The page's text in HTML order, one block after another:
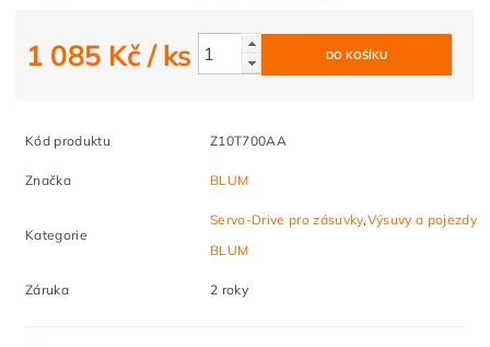
1 085 Kč/ ks
Kód produktu Z10T700AA
Značka BLUM
Kategorie
Servo-Drive pro zásuvky,Výsuvy a pojezdy
BLUM
Záruka 2 roky